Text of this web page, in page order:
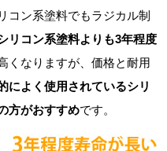
コン系塗料でもラジカル制
リコン系塗料よりも3年程度
くなりますが、価格と耐用
によく使用されているシリ
方がおすすめです。